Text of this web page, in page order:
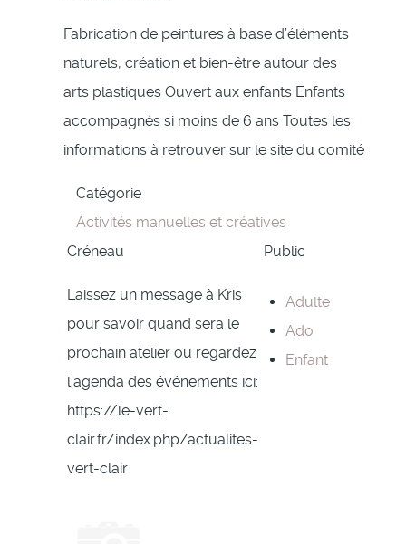
Fabrication de peintures à base d’éléments
naturels, création et bien-être autour des
arts plastiques Ouvert aux enfants Enfants
accompagnés si moins de 6 ans Toutes les
informations à retrouver sur le site du comité
Catégorie
Activités manuelles et créatives
Créneau
Laissez un message à Kris
pour savoir quand sera le
prochain atelier ou regardez
l'agenda des événements ici:
https://le-vert-
clair.fr/index.php/actualites-
vert-clair
Public
Adulte
Ado
Enfant